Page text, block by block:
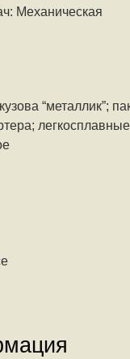
Механическая
“металлик”;